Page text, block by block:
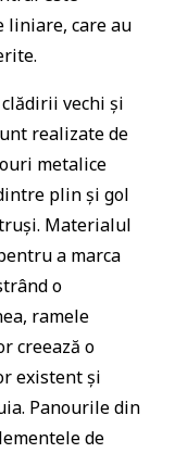
liniare, care au
vechi și
realizate de
metalice
plin și gol
Materialul
a marca
o
ramele
creează o
existent și
Panourile din
de